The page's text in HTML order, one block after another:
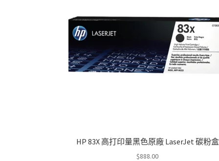
HP 83X 高打印量黑色原廠 LaserJet 碳粉盒
$888.00